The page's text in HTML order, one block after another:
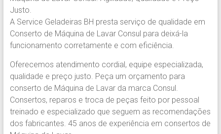
+5531991553571
+5531991553571
Conserto
de
Geladeiras
BH
com
qualidade
e
eficiência.
Justo.
A Service Geladeiras BH presta serviço de qualidade em
Conserto de Máquina de Lavar Consul para deixá-la
funcionamento corretamente e com eficiência.
Oferecemos atendimento cordial, equipe especializada,
qualidade e preço justo. Peça um orçamento para
conserto de Máquina de Lavar da marca Consul.
Consertos, reparos e troca de peças feito por pessoal
treinado e especializado que seguem as recomendações
dos fabricantes. 45 anos de experiência em consertos de